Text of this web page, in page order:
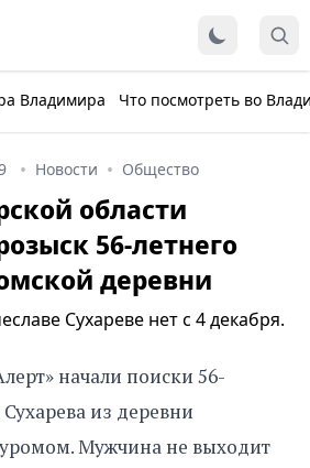
Владимира Что посмотреть во
Новости Общество
области
56-летнего
деревни
Сухареве нет с 4 декабря.
начали поиски 56-
Сухарева из деревни
Мужчина не выходит